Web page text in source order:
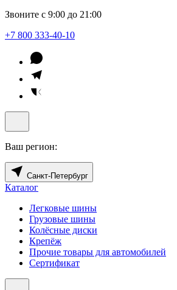
Звоните с 9:00 до 21:00
+7 800 333-40-10
Ваш регион:
Санкт-Петербург
Каталог
Легковые шины
Грузовые шины
Колёсные диски
Крепёж
Прочие товары для автомобилей
Сертификат